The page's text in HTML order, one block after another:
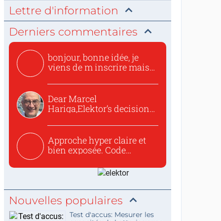
Lettre d'information
Derniers commentaires
bonjour, bonne idée, je
viens de m inscrire mais
Dear Marcel
Hariga,Elektor’s decision
Approche hyper claire et
bien exposée. Code
Nouvelles populaires
Test d'accus: Mesurer les